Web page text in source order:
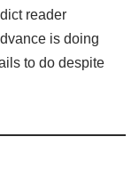
reader
is doing
to do despite